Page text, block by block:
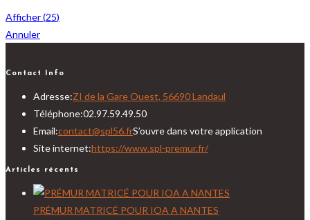
Afficher(25)
Annuler
Contact Info
Adresse:ZI de la Gare Ouest, 56690 Landaul
Téléphone:02.97.59.49.50
Email:contact@spl56.frS’ouvre dans votre application
Site internet:https://www.spl-premur.fr/
Articles récents
PRÉMUR MATRICÉ POUR IOA A NANTES